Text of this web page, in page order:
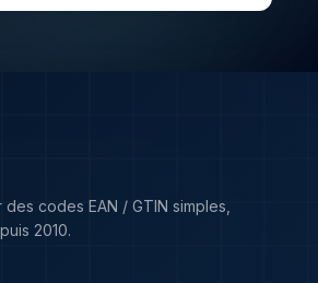
codes EAN / GTIN simples,
2010.